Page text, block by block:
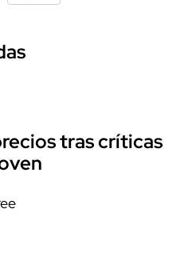
tras críticas